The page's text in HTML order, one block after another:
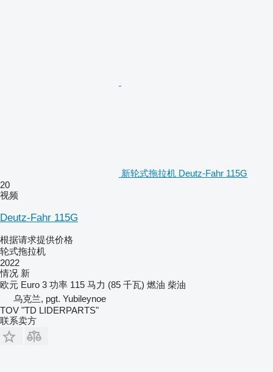
新轮式拖拉机 Deutz-Fahr 115G
20
视频
Deutz-Fahr 115G
根据请求提供价格
轮式拖拉机
2022
情况 新
欧元 Euro 3 功率 115 马力 (85 千瓦) 燃油 柴油
乌克兰, pgt. Yubileynoe
TOV "TD LIDERPARTS"
联系卖方